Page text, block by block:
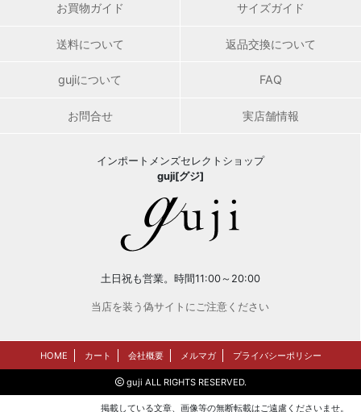
お買物ガイド サイズガイド
送料について 返品交換について
gujiについて FAQ
お問合せ 実店舗情報
インポートメンズセレクトショップ
guji[グジ]
土日祝も営業。時間11:00～20:00
当店を装う偽サイトにご注意ください
HOME カート 会社概要 メルマガ プライバシーポリシー
guji ALL RIGHTS RESERVED.
掲載している文章、画像等の無断転載はご遠慮くださいませ。